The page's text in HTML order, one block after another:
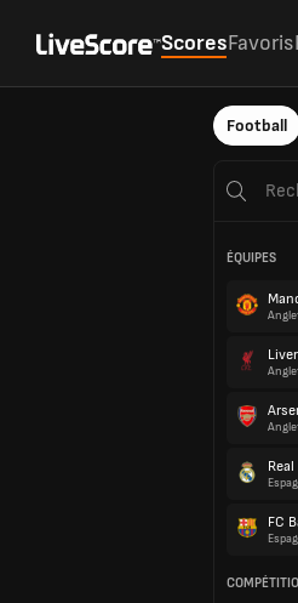
ScoresFavoris
Football
ÉQUIPES
FC